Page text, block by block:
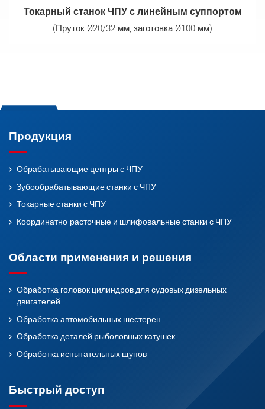
Токарный станок ЧПУ с линейным суппортом
(Пруток Ø20/32 мм, заготовка Ø100 мм)
Продукция
Обрабатывающие центры с ЧПУ
Зубообрабатывающие станки с ЧПУ
Токарные станки с ЧПУ
Координатно-расточные и шлифовальные станки с ЧПУ
Области применения и решения
Обработка головок цилиндров для судовых дизельных
двигателей
Обработка автомобильных шестерен
Обработка деталей рыболовных катушек
Обработка испытательных щупов
Быстрый доступ